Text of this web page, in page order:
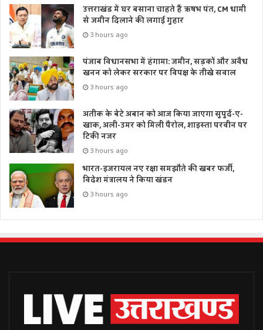
उत्तराखंड में घर बसाना चाहते हैं ऋषभ पंत, CM धामी
से जमीन दिलाने की लगाई गुहार
3 hours ago
पंजाब विधानसभा में हंगामा: जमीन, सड़कों और अवैध
खनन को लेकर सरकार पर विपक्ष के तीखे सवाल
3 hours ago
अतीक के बेटे अबान को आज किया जाएगा सुपुर्द-ए-
खाक, अली-उमर को मिली पैरोल, शाइस्ता परवीन पर
टिकी नजर
3 hours ago
भारत-इजरायल नए रक्षा समझौते की खबर फर्जी,
विदेश मंत्रालय ने किया खंडन
3 hours ago